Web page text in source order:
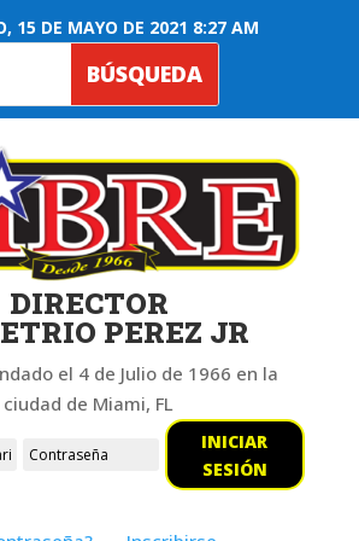
15 DE MAYO DE 2021 8:27 AM
DIRECTOR
PEREZ JR
el 4 de Julio de 1966 en la
ciudad de Miami, FL
INICIAR
SESIÓN